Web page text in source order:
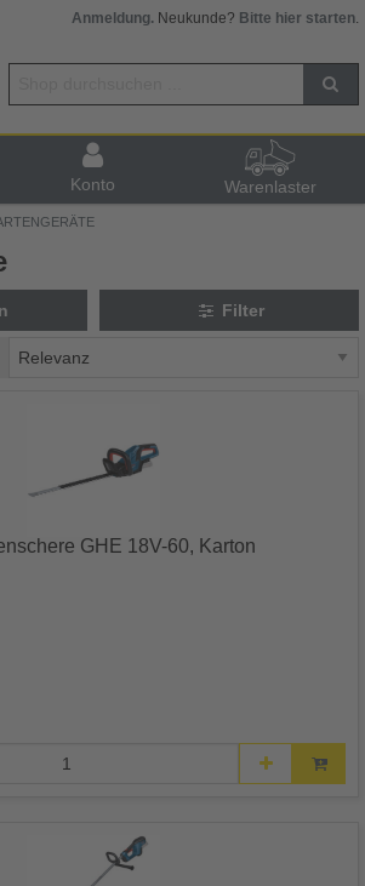
Anmeldung. Neukunde? Bitte hier starten.
Konto Warenlaster
Filter
GHE 18V-60, Karton